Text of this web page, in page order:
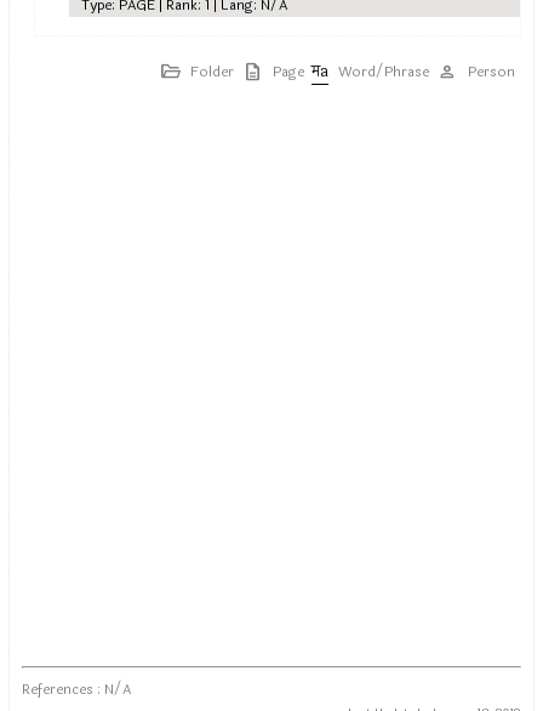
Type: PAGE | Rank: 1 | Lang: N/A
Folder Page Word/Phrase Person
References : N/A